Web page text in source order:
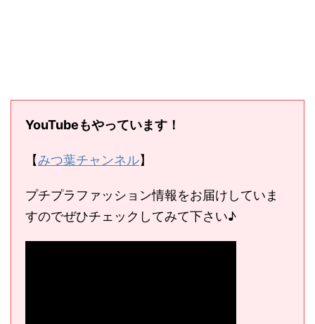
YouTubeもやっています！
【みつ葉チャンネル】
プチプラファッション情報をお届けしていま
すのでぜひチェックしてみて下さい♪